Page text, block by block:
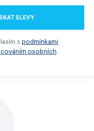
SLEVY
s podmínkami
osobních